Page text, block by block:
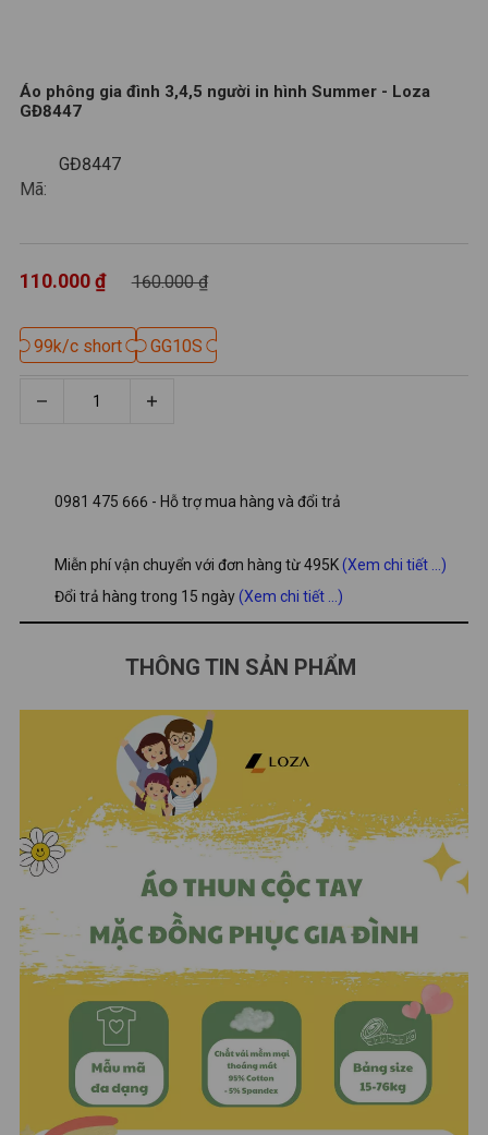
Áo phông gia đình 3,4,5 người in hình Summer - Loza
GĐ8447
Mã:
160.000 ₫
110.000 ₫
0981 475 666 - Hỗ trợ mua hàng và đổi trả
Miễn phí vận chuyển với đơn hàng từ 495K(Xem chi tiết ...)
Đổi trả hàng trong 15 ngày(Xem chi tiết ...)
GĐ8447
99k/c short
99k/c short GG10S
GG10S
THÔNG TIN SẢN PHẨM